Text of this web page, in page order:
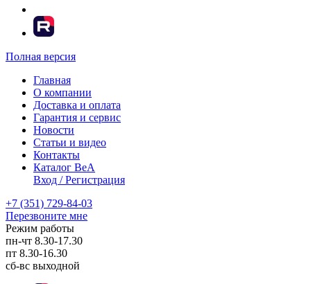
Полная версия
Главная
О компании
Доставка и оплата
Гарантия и сервис
Новости
Статьи и видео
Контакты
Каталог BeA
Вход / Регистрация
+7 (351) 729-84-03
Перезвоните мне
Режим работы
пн-чт 8.30-17.30
пт 8.30-16.30
сб-вс выходной